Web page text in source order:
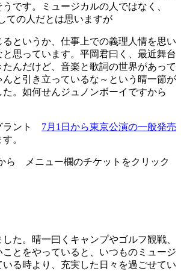
です。ミュージカルの人ではなく、
ての人だとは思いますが
というか、仕事上での義理人情を思い
思っています。平岡君曰く、最近舞台
んだけど、音楽と歌詞の世界があって
と引き立っているな～という晴一節が
。如何せんジュノンボーイですから
ラント 7月1日から東京公演の一般発売
。
ら メニュー欄のチケットをクリック
た。晴一曰くキャンプやゴルフ観戦、
とをやっていると、いつものミュージ
いる時より、充実した日々を過ごせてい